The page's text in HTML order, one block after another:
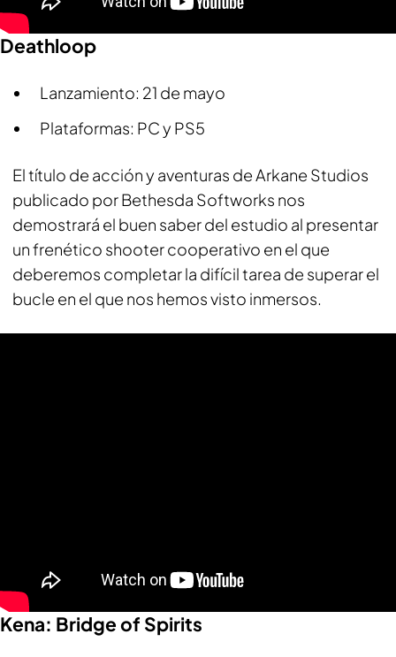
Deathloop
Lanzamiento: 21 de mayo
Plataformas: PC y PS5
El título de acción y aventuras de Arkane Studios
publicado por Bethesda Softworks nos
demostrará el buen saber del estudio al presentar
un frenético shooter cooperativo en el que
deberemos completar la difícil tarea de superar el
bucle en el que nos hemos visto inmersos.
Kena: Bridge of Spirits